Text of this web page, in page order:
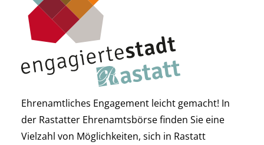
Ehrenamtliches Engagement leicht gemacht! In
der Rastatter Ehrenamtsbörse finden Sie eine
Vielzahl von Möglichkeiten, sich in Rastatt